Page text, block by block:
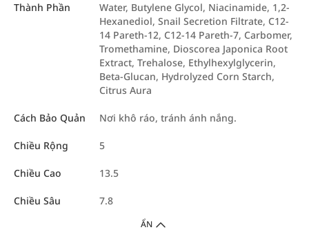
Thành Phần
Water, Butylene Glycol, Niacinamide, 1,2-
Hexanediol, Snail Secretion Filtrate, C12-
14 Pareth-12, C12-14 Pareth-7, Carbomer,
Tromethamine, Dioscorea Japonica Root
Extract, Trehalose, Ethylhexylglycerin,
Beta-Glucan, Hydrolyzed Corn Starch,
Citrus Aura
Cách Bảo Quản Nơi khô ráo, tránh ánh nắng.
Chiều Rộng 5
Chiều Cao 13.5
Chiều Sâu 7.8
ẨN